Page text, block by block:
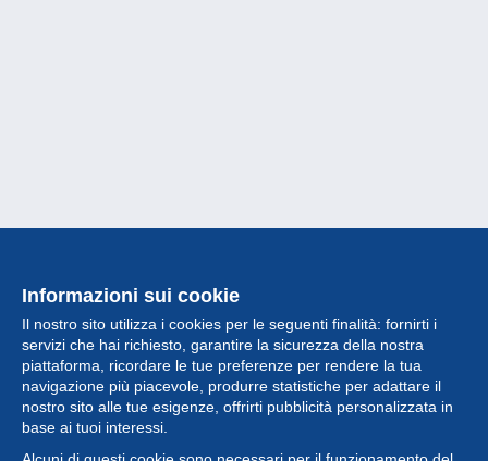
Informazioni sui cookie
Il nostro sito utilizza i cookies per le seguenti finalità: fornirti i
servizi che hai richiesto, garantire la sicurezza della nostra
piattaforma, ricordare le tue preferenze per rendere la tua
navigazione più piacevole, produrre statistiche per adattare il
nostro sito alle tue esigenze, offrirti pubblicità personalizzata in
base ai tuoi interessi.
Collezione